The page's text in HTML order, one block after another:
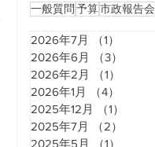
一般質問 予算市政報告会
2026年7月 （1）
2026年6月
（3）
2026年2月
（1）
2026年1月
（4）
2025年12月
（1）
2025年7月
（2）
2025年5月
（1）